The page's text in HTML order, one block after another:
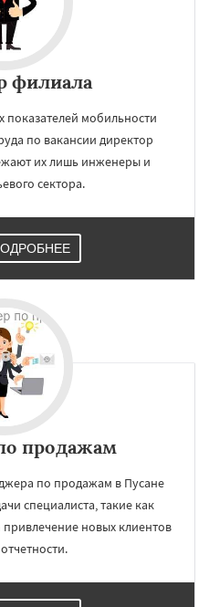
филиала
показателей мобильности
по вакансии директор
их лишь инженеры и
сектора.
продажам
по продажам в Пусане
специалиста, такие как
новых клиентов
персональных данных